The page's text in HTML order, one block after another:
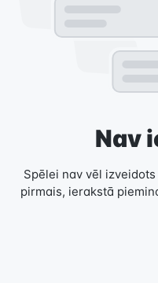
Nav
Spēlei nav vēl
pirmais, ierakstā